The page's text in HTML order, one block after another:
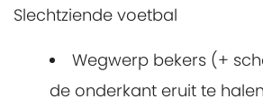
Slechtziende voetbal
Wegwerp bekers (+
de onderkant eruit te